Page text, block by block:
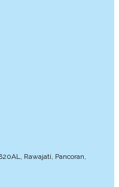
Rawajati, Pancoran,